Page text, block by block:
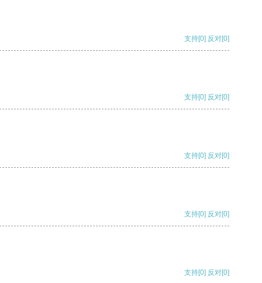
支持[0] 反对[0]
支持[0] 反对[0]
支持[0] 反对[0]
支持[0] 反对[0]
支持[0] 反对[0]